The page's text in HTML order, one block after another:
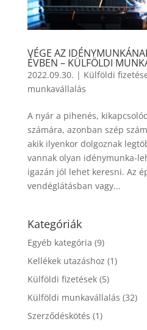
VÉGE AZ
ÉVBEN – KÜLFÖLDI
2022.09.30. | Külföldi
munkavállalás
A nyár a pihenés,
számára, azonban szép
akik ilyenkor dolgoznak
vannak olyan idénymunka-
igazán jól lehet keresni. Az
vendéglátásban vagy...
Kategóriák
Egyéb kategória (9)
Kellékek utazáshoz (1)
Külföldi fizetések(5)
Külföldi munkavállalás (32)
Szerződéskötés (1)